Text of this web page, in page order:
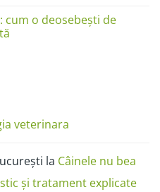
cum o deosebești de
veterinara
la Câinele nu bea
și tratament explicate